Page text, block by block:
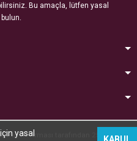
Bu amaçla, lütfen yasal
PayTR firması tarafından 256bit SSL
yasal